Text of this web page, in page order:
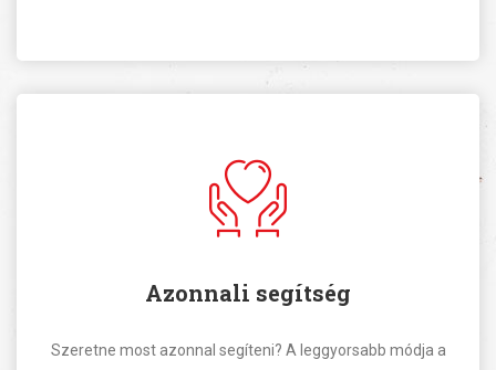
Azonnali segítség
Szeretne most azonnal segíteni? A leggyorsabb módja a